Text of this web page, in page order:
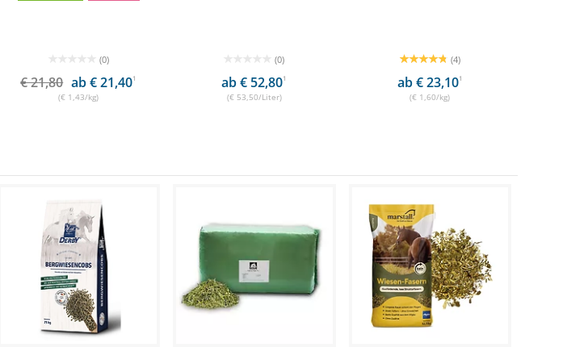
(0)
€ 21,80 ab € 21,401
(€ 1,43/kg)
(0)
ab € 52,801
(€ 53,50/Liter)
(4)
ab € 23,101
(€ 1,60/kg)